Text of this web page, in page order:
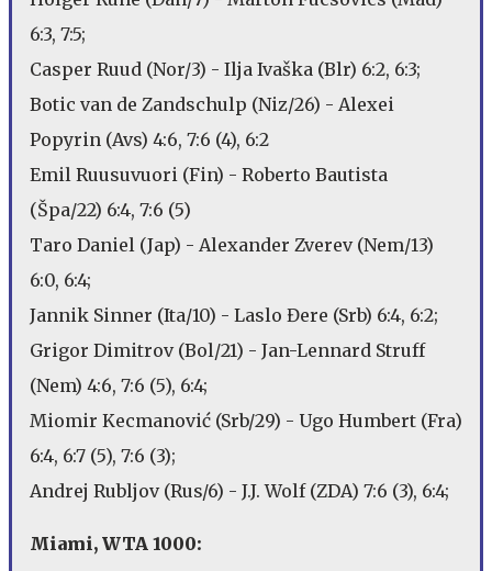
6:3, 7:5;
Casper Ruud (Nor/3) - Ilja Ivaška (Blr) 6:2, 6:3;
Botic van de Zandschulp (Niz/26) - Alexei
Popyrin (Avs) 4:6, 7:6 (4), 6:2
Emil Ruusuvuori (Fin) - Roberto Bautista
(Špa/22) 6:4, 7:6 (5)
Taro Daniel (Jap) - Alexander Zverev (Nem/13)
6:0, 6:4;
Jannik Sinner (Ita/10) - Laslo Đere (Srb) 6:4, 6:2;
Grigor Dimitrov (Bol/21) - Jan-Lennard Struff
(Nem) 4:6, 7:6 (5), 6:4;
Miomir Kecmanović (Srb/29) - Ugo Humbert (Fra)
6:4, 6:7 (5), 7:6 (3);
Andrej Rubljov (Rus/6) - J.J. Wolf (ZDA) 7:6 (3), 6:4;
Miami, WTA 1000: